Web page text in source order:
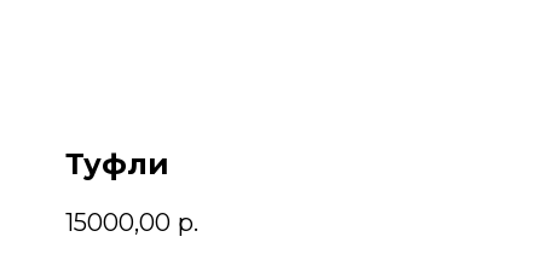
Туфли
15000,00 р.